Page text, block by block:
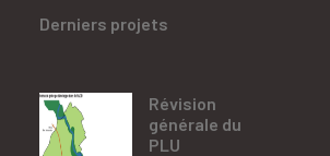
Derniers projets
Révision
générale du
PLU